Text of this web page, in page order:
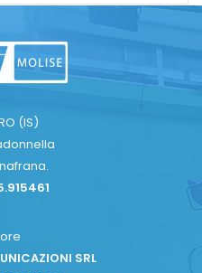
(IS)
SRL